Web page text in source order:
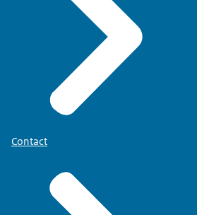
Contact